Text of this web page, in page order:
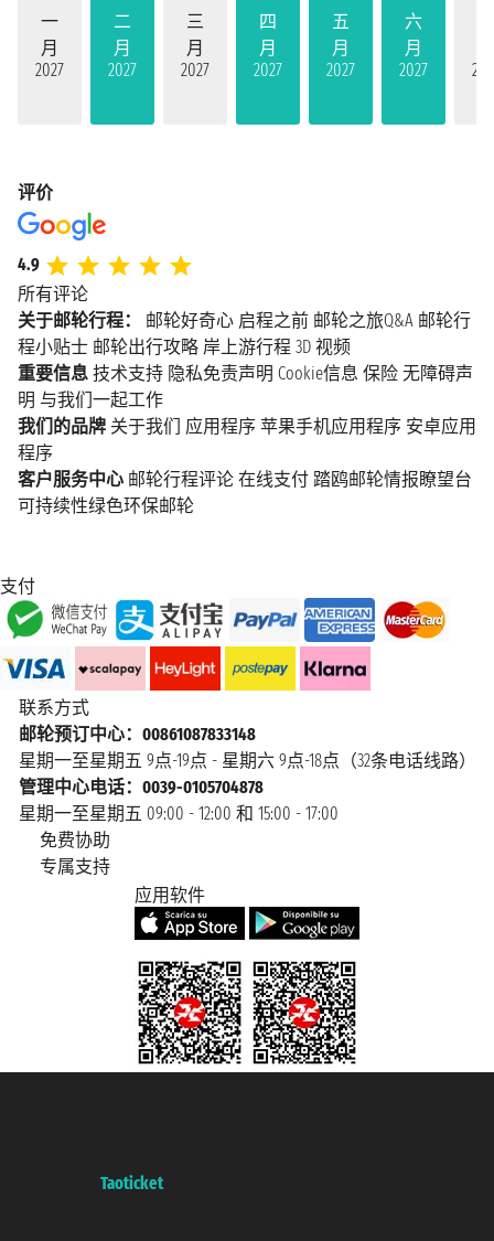
一
月
2027
二
月
2027
三
月
2027
四
月
2027
五
月
2027
六
月
2027
评价
4.9
所有评论
关于邮轮行程：
邮轮好奇心 启程之前 邮轮之旅Q&A 邮轮行
程小贴士 邮轮出行攻略 岸上游行程 3D 视频
重要信息 技术支持 隐私免责声明 Cookie信息 保险 无障碍声
明 与我们一起工作
我们的品牌 关于我们 应用程序 苹果手机应用程序 安卓应用
程序
客户服务中心 邮轮行程评论 在线支付 踏鸥邮轮情报瞭望台
可持续性绿色环保邮轮
支付
联系方式
邮轮预订中心：00861087833148
星期一至星期五 9点-19点 - 星期六 9点-18点（32条电话线路）
管理中心电话：0039-0105704878
星期一至星期五 09:00 - 12:00 和 15:00 - 17:00
免费协助
专属支持
应用软件
Taoticket